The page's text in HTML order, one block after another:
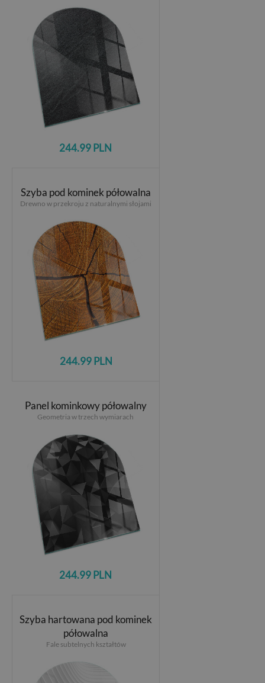
244.99 PLN
Szyba pod kominek półowalna
Drewno w przekroju z naturalnymi słojami
244.99 PLN
Panel kominkowy półowalny
Geometria w trzech wymiarach
244.99 PLN
Szyba hartowana pod kominek
półowalna
Fale subtelnych kształtów